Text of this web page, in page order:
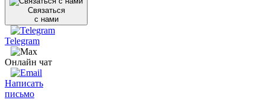
Связаться
с нами
Telegram
Онлайн чат
Написать
письмо